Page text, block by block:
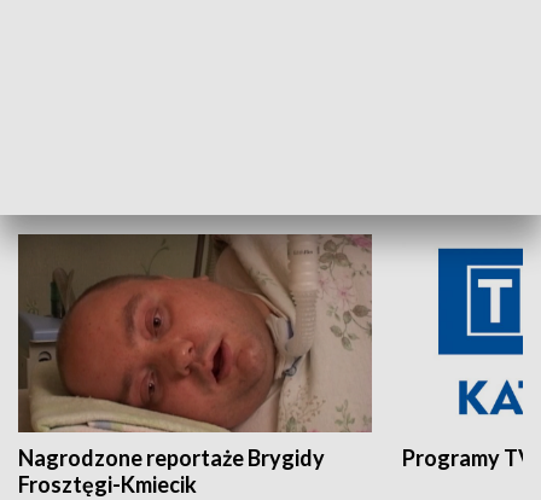
Nagrodzone reportaże Brygidy
Frosztęgi-Kmiecik
Programy